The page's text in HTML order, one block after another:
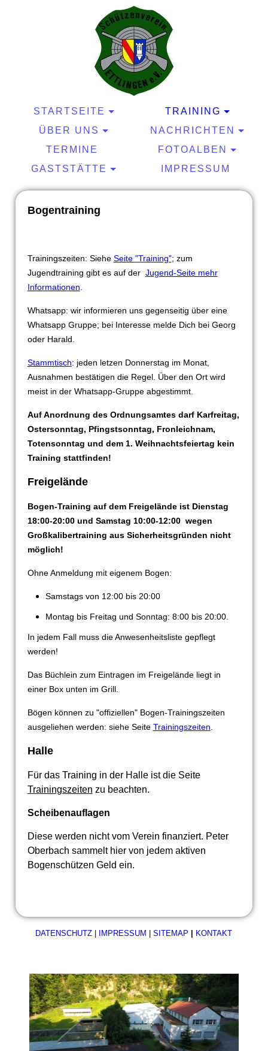
STARTSEITE
TRAINING
ÜBER UNS
NACHRICHTEN
TERMINE
FOTOALBEN
GASTSTÄTTE
IMPRESSUM
Bogentraining
Trainingszeiten: Siehe Seite "Training"; zum
Jugendtraining gibt es auf der Jugend-Seite mehr
Informationen
Whatsapp: wir informieren uns gegenseitig über eine
Whatsapp Gruppe; bei Interesse melde Dich bei Georg
oder Harald.
Stammtisch: jeden letzen Donnerstag im Monat,
Ausnahmen bestätigen die Regel. Über den Ort wird
meist in der Whatsapp-Gruppe abgestimmt.
Auf Anordnung des Ordnungsamtes darf Karfreitag,
Ostersonntag, Pfingstsonntag, Fronleichnam,
Totensonntag und dem 1. Weihnachtsfeiertag kein
Training stattfinden!
Freigelände
Bogen-Training auf dem Freigelände ist Dienstag
18:00-20:00 und Samstag 10:00-12:00 wegen
Großkalibertraining aus Sicherheitsgründen nicht
möglich!
Ohne Anmeldung mit eigenem Bogen:
Samstags von 12:00 bis 20:00
Montag bis Freitag und Sonntag: 8:00 bis 20:00.
In jedem Fall muss die Anwesenheitsliste gepflegt
werden!
Das Büchlein zum Eintragen im Freigelände liegt in
einer Box unten im Grill.
Bögen können zu "offiziellen" Bogen-Trainingszeiten
ausgeliehen werden: siehe Seite Trainingszeiten
Halle
Für das Training in der Halle ist die Seite
Trainingszeiten zu beachten.
Scheibenauflagen
Diese werden nicht vom Verein finanziert. Peter
Oberbach sammelt hier von jedem aktiven
Bogenschützen Geld ein.
DATENSCHUTZ IMPRESSUM SITEMAP KONTAKT